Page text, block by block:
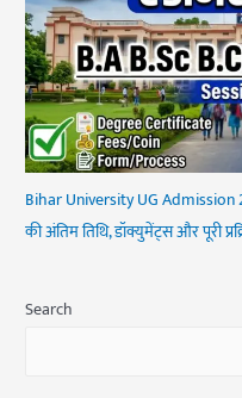
Bihar University UG
की अंतिम तिथि, डॉक्युमेंट्स और पूरी
Search